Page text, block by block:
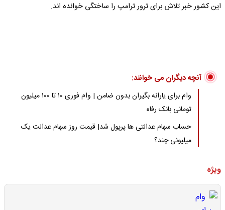
این کشور خبر تلاش برای ترور ترامپ را ساختگی خوانده اند.
آنچه دیگران می خوانند:
وام برای یارانه بگیران بدون ضامن | وام فوری ۱۰ تا ۱۰۰ میلیون
تومانی بانک رفاه
حساب سهام عدالتی ها پرپول شد| قیمت روز سهام عدالت یک
میلیونی چند؟
ویژه